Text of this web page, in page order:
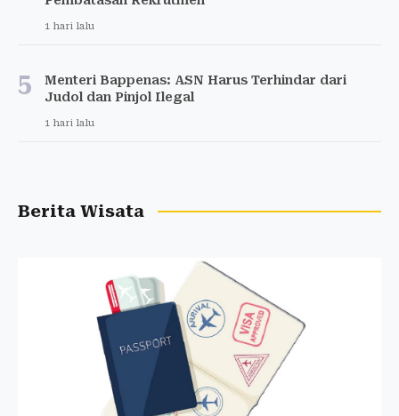
1 hari lalu
5
Menteri Bappenas: ASN Harus Terhindar dari
Judol dan Pinjol Ilegal
1 hari lalu
Berita Wisata